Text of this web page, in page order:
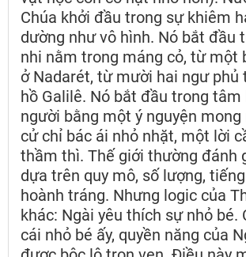
Chúa khởi đầu trong sự khiêm
dường như vô hình. Nó bắt đầu
nhi nằm trong máng cỏ, từ một
ở Nadarét, từ mười hai ngư phủ
hồ Galilê. Nó bắt đầu trong tâm
người bằng một ý nguyện
cử chỉ bác ái nhỏ nhặt, một lời
thầm thì. Thế giới thường đánh
dựa trên quy mô, số lượng,
hoành tráng. Nhưng logic của
khác: Ngài yêu thích sự nhỏ bé.
cái nhỏ bé ấy, quyền năng của